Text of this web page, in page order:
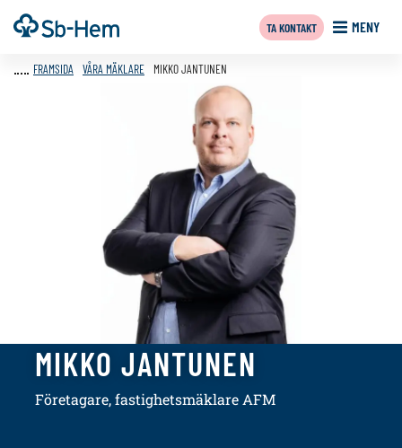
Till
innehållet
Framsida MENY
TA KONTAKT
FRAMSIDA VÅRA MÄKLARE MIKKO JANTUNEN
MIKKO JANTUNEN
Företagare, fastighetsmäklare AFM